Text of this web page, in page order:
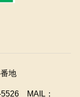
地
MAIL：